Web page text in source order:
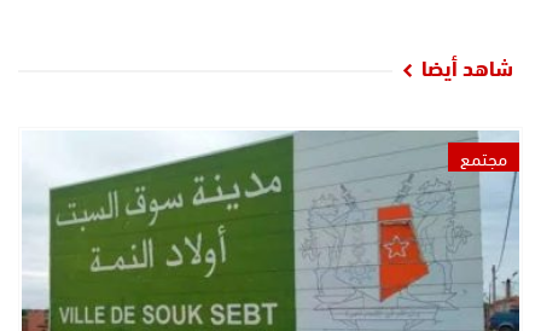
شاهد أيضا
مجتمع